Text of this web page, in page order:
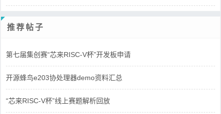
推荐帖子
第七届集创赛“芯来RISC-V杯”开发板申请
开源蜂鸟e203协处理器demo资料汇总
“芯来RISC-V杯”线上赛题解析回放